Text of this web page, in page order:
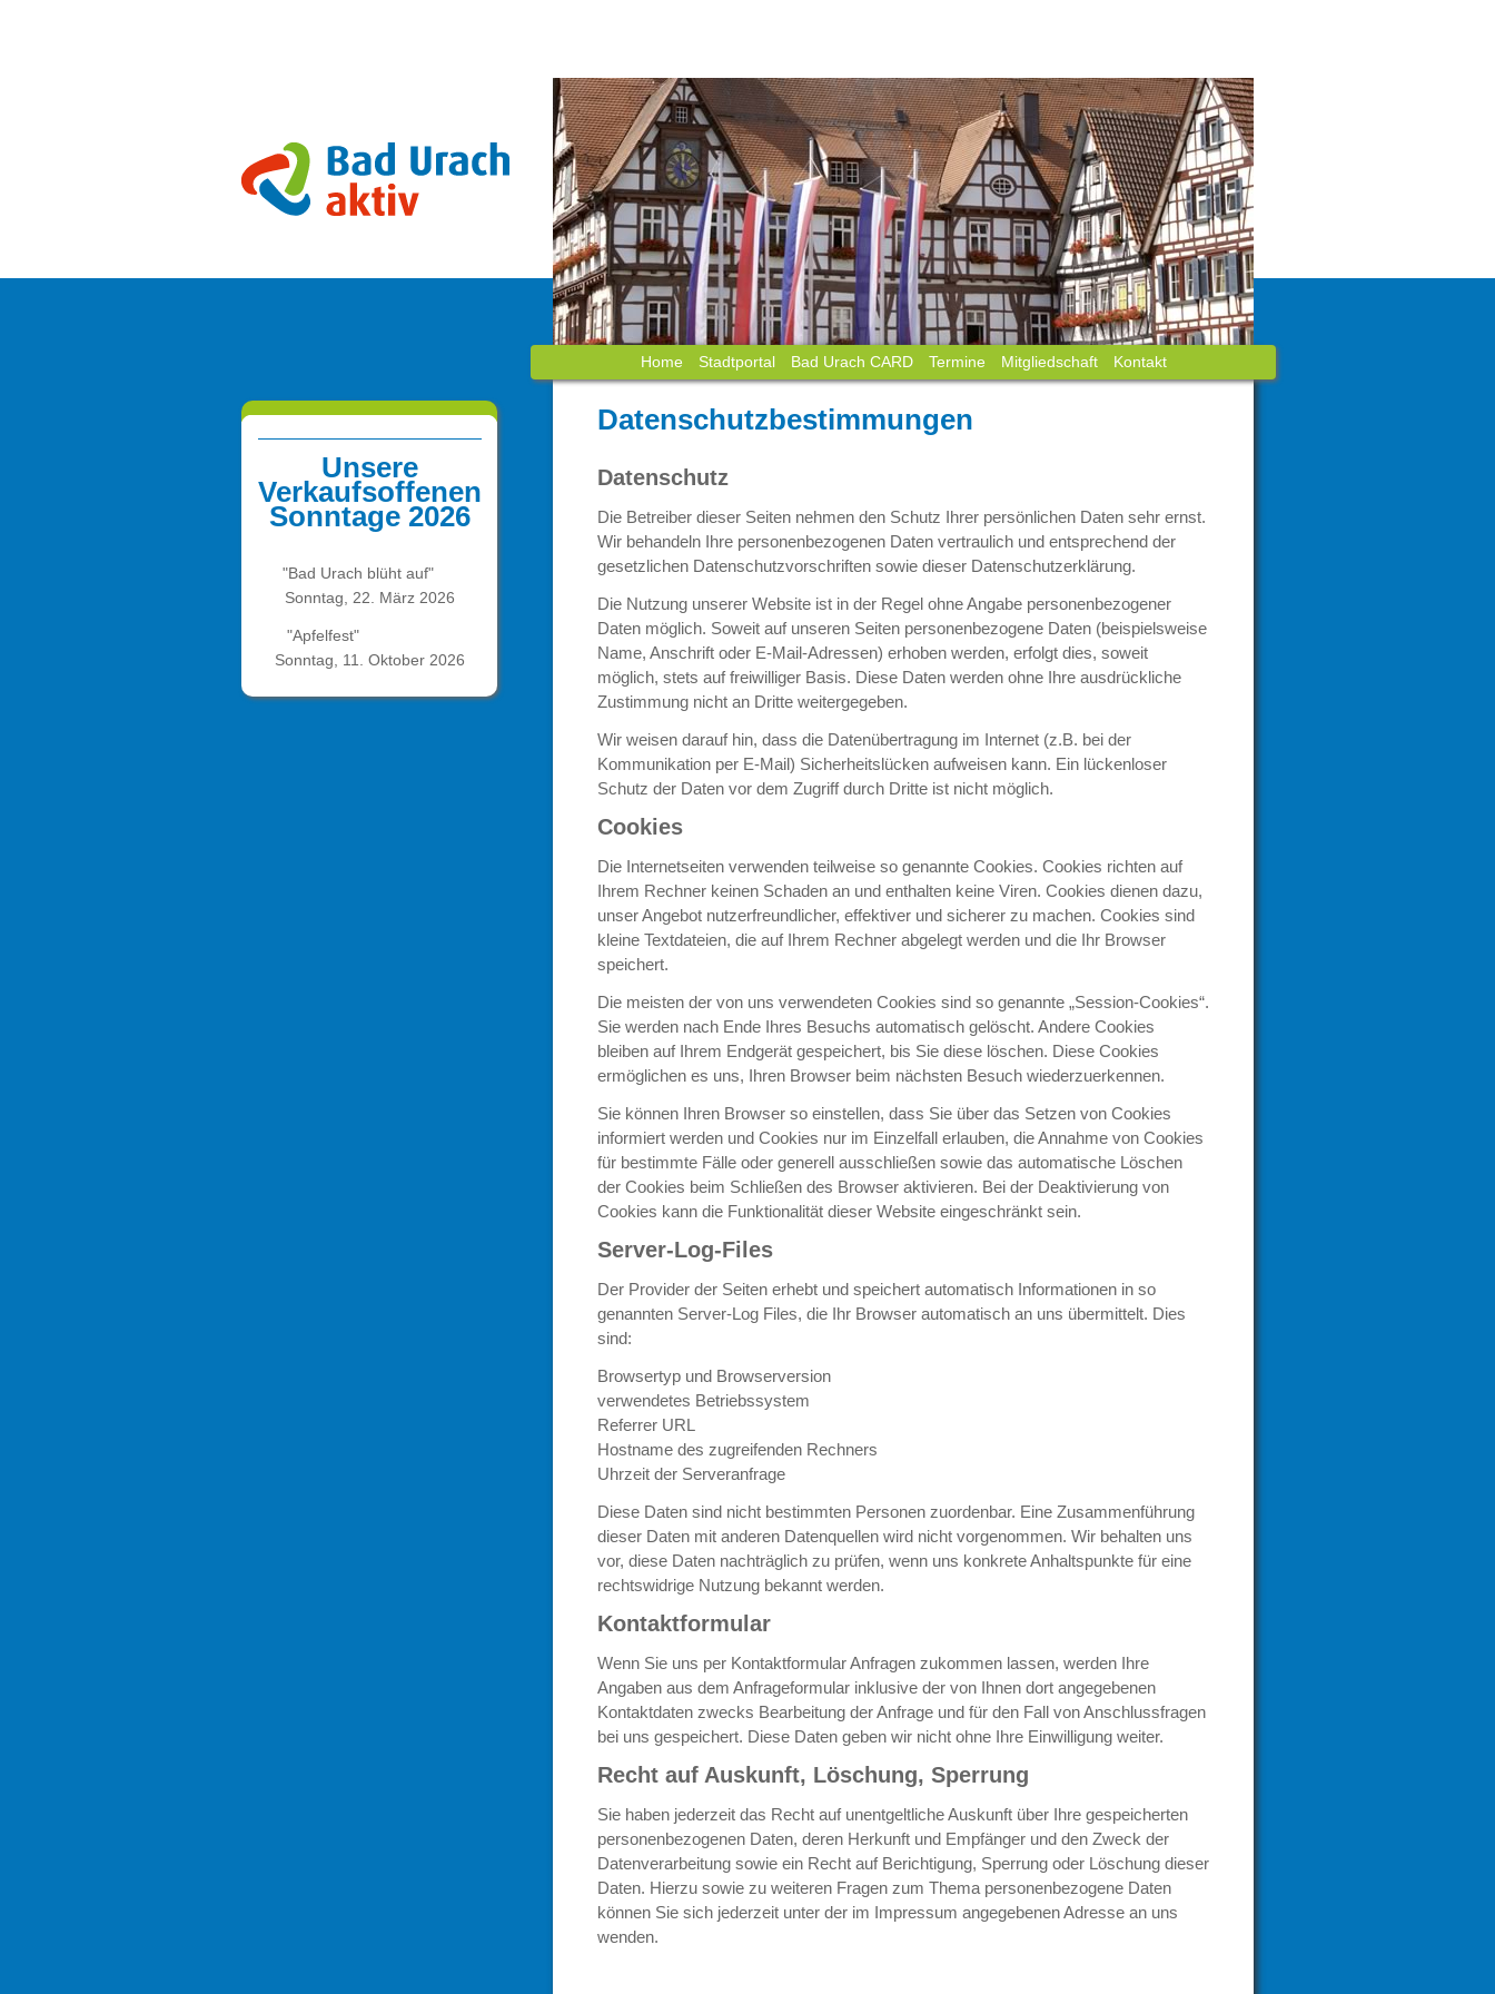
Home Stadtportal Bad Urach CARD Termine Mitgliedschaft Kontakt
Datenschutzbestimmungen
Datenschutz
Die Betreiber dieser Seiten nehmen den Schutz Ihrer persönlichen Daten sehr ernst.
Wir behandeln Ihre personenbezogenen Daten vertraulich und entsprechend der
gesetzlichen Datenschutzvorschriften sowie dieser Datenschutzerklärung.
Die Nutzung unserer Website ist in der Regel ohne Angabe personenbezogener
Daten möglich. Soweit auf unseren Seiten personenbezogene Daten (beispielsweise
Name, Anschrift oder E-Mail-Adressen) erhoben werden, erfolgt dies, soweit
möglich, stets auf freiwilliger Basis. Diese Daten werden ohne Ihre ausdrückliche
Zustimmung nicht an Dritte weitergegeben.
Wir weisen darauf hin, dass die Datenübertragung im Internet (z.B. bei der
Kommunikation per E-Mail) Sicherheitslücken aufweisen kann. Ein lückenloser
Schutz der Daten vor dem Zugriff durch Dritte ist nicht möglich.
Cookies
Die Internetseiten verwenden teilweise so genannte Cookies. Cookies richten auf
Ihrem Rechner keinen Schaden an und enthalten keine Viren. Cookies dienen dazu,
unser Angebot nutzerfreundlicher, effektiver und sicherer zu machen. Cookies sind
kleine Textdateien, die auf Ihrem Rechner abgelegt werden und die Ihr Browser
speichert.
Die meisten der von uns verwendeten Cookies sind so genannte „Session-Cookies“.
Sie werden nach Ende Ihres Besuchs automatisch gelöscht. Andere Cookies
bleiben auf Ihrem Endgerät gespeichert, bis Sie diese löschen. Diese Cookies
ermöglichen es uns, Ihren Browser beim nächsten Besuch wiederzuerkennen.
Sie können Ihren Browser so einstellen, dass Sie über das Setzen von Cookies
informiert werden und Cookies nur im Einzelfall erlauben, die Annahme von Cookies
für bestimmte Fälle oder generell ausschließen sowie das automatische Löschen
der Cookies beim Schließen des Browser aktivieren. Bei der Deaktivierung von
Cookies kann die Funktionalität dieser Website eingeschränkt sein.
Server-Log-Files
Der Provider der Seiten erhebt und speichert automatisch Informationen in so
genannten Server-Log Files, die Ihr Browser automatisch an uns übermittelt. Dies
sind:
Browsertyp und Browserversion
verwendetes Betriebssystem
Referrer URL
Hostname des zugreifenden Rechners
Uhrzeit der Serveranfrage
Diese Daten sind nicht bestimmten Personen zuordenbar. Eine Zusammenführung
dieser Daten mit anderen Datenquellen wird nicht vorgenommen. Wir behalten uns
vor, diese Daten nachträglich zu prüfen, wenn uns konkrete Anhaltspunkte für eine
rechtswidrige Nutzung bekannt werden.
Kontaktformular
Wenn Sie uns per Kontaktformular Anfragen zukommen lassen, werden Ihre
Angaben aus dem Anfrageformular inklusive der von Ihnen dort angegebenen
Kontaktdaten zwecks Bearbeitung der Anfrage und für den Fall von Anschlussfragen
bei uns gespeichert. Diese Daten geben wir nicht ohne Ihre Einwilligung weiter.
Recht auf Auskunft, Löschung, Sperrung
Sie haben jederzeit das Recht auf unentgeltliche Auskunft über Ihre gespeicherten
personenbezogenen Daten, deren Herkunft und Empfänger und den Zweck der
Datenverarbeitung sowie ein Recht auf Berichtigung, Sperrung oder Löschung dieser
Daten. Hierzu sowie zu weiteren Fragen zum Thema personenbezogene Daten
können Sie sich jederzeit unter der im Impressum angegebenen Adresse an uns
wenden.
Unsere
Verkaufsoffenen
Sonntage 2026
"Bad Urach blüht auf"
Sonntag, 22. März 2026
"Apfelfest"
Sonntag, 11. Oktober 2026